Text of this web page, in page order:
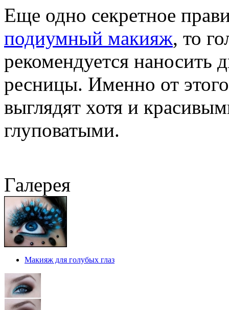
Еще одно секретное
подиумный макияж, то
рекомендуется наносить
ресницы. Именно от
выглядят хотя и
глуповатыми.
Галерея
Макияж для голубых глаз